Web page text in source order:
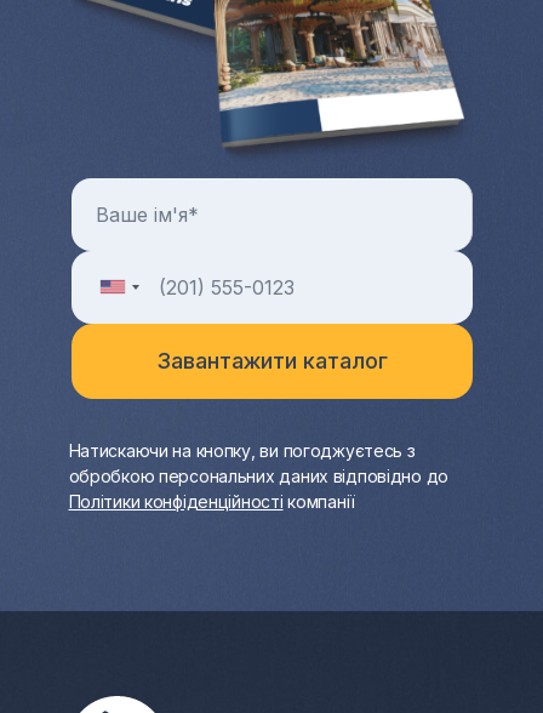
Натискаючи на кнопку, ви погоджуєтесь з
обробкою персональних даних відповідно до
Політики конфіденційності компанії